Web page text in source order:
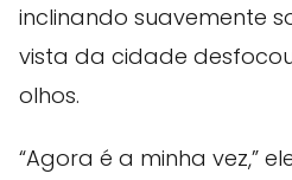
inclinando suavemente
vista da cidade
olhos.
“Agora é a minha vez,”